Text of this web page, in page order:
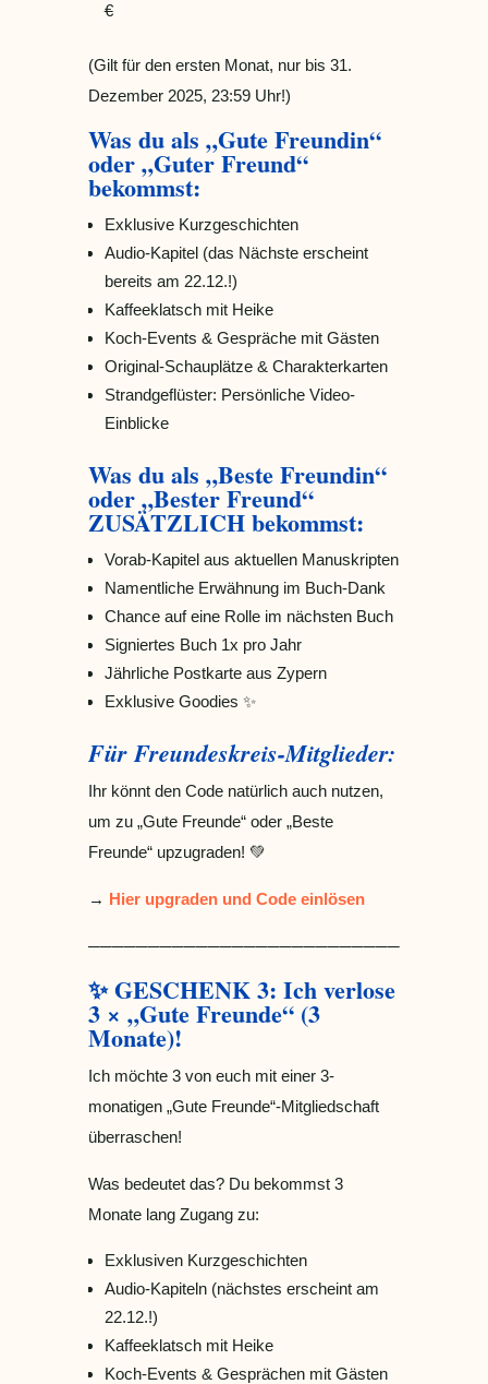
€
(Gilt für den ersten Monat, nur bis 31.
Dezember 2025, 23:59 Uhr!)
Was du als „Gute Freundin“
oder „Guter Freund“
bekommst:
Exklusive Kurzgeschichten
Audio-Kapitel (das Nächste erscheint
bereits am 22.12.!)
Kaffeeklatsch mit Heike
Koch-Events & Gespräche mit Gästen
Original-Schauplätze & Charakterkarten
Strandgeflüster: Persönliche Video-
Einblicke
Was du als „Beste Freundin“
oder „Bester Freund“
ZUSÄTZLICH bekommst:
Vorab-Kapitel aus aktuellen Manuskripten
Namentliche Erwähnung im Buch-Dank
Chance auf eine Rolle im nächsten Buch
Signiertes Buch 1x pro Jahr
Jährliche Postkarte aus Zypern
Exklusive Goodies ✨
Für Freundeskreis-Mitglieder:
Ihr könnt den Code natürlich auch nutzen,
um zu „Gute Freunde“ oder „Beste
Freunde“ upzugraden! 💚
→ Hier upgraden und Code einlösen
────────────────────────────────
✨ GESCHENK 3: Ich verlose
3 × „Gute Freunde“ (3
Monate)!
Ich möchte 3 von euch mit einer 3-
monatigen „Gute Freunde“-Mitgliedschaft
überraschen!
Was bedeutet das? Du bekommst 3
Monate lang Zugang zu:
Exklusiven Kurzgeschichten
Audio-Kapiteln (nächstes erscheint am
22.12.!)
Kaffeeklatsch mit Heike
Koch-Events & Gesprächen mit Gästen